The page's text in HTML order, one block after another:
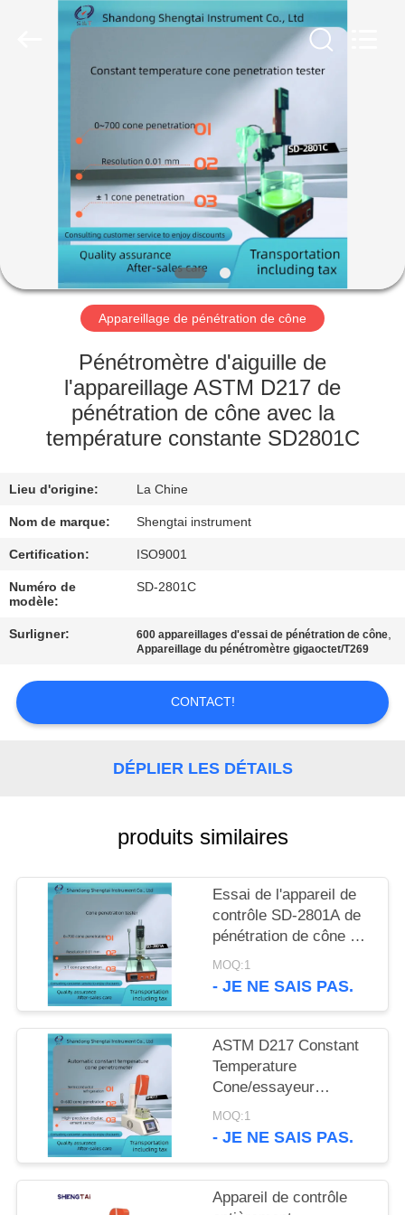
PRODUITS
SUJET
DE
NOUS
VISITE
D'USINE
CONTRÔLE
QUALITÉ
CONTACTEZ-
NOUS
DEMANDEZ
UNE
CITATION
PRIVACY
POLICY
Appareillage de pénétration de cône
Pénétromètre d'aiguille de
l'appareillage ASTM D217 de
pénétration de cône avec la
température constante SD2801C
Lieu d'origine: La Chine
Nom de marque: Shengtai instrument
Certification: ISO9001
Numéro de
modèle:
SD-2801C
Surligner: 600 appareillages d'essai de pénétration de cône,
Appareillage du pénétromètre gigaoctet/T269
CONTACT!
DÉPLIER LES DÉTAILS
produits similaires
Essai de l'appareil de
contrôle SD-2801A de
pénétration de cône de
graisse lubrifiante
MOQ:1
- JE NE SAIS PAS.
ASTM D217 Constant
Temperature
Cone/essayeur
automatiques SH017
pénétration d'aiguille
MOQ:1
- JE NE SAIS PAS.
Appareil de contrôle